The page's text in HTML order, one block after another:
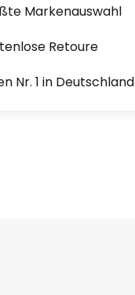
Markenauswahl
Retoure
Nr. 1 in Deutschland